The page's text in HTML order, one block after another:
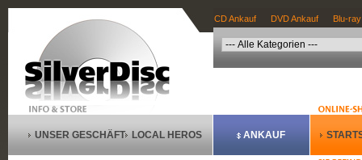
CD Ankauf DVD Ankauf Blu-
UNSER GESCHÄFT LOCAL HEROS ANKAUF